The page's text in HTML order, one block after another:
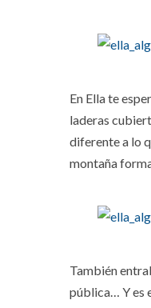
En Ella te
laderas
diferente a lo
montaña
También
pública… Y es